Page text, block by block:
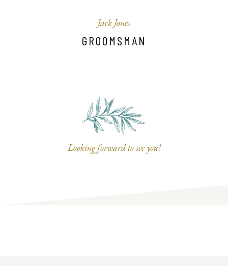
Jack Jones
GROOMSMAN
Looking forward to see you!